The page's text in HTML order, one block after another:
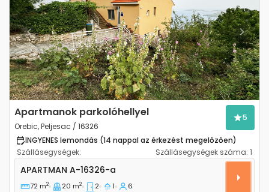
Previous Next
Apartmanok parkolóhellyel
Orebic, Peljesac / 16326
5
INGYENES lemondás (14 nappal az érkezést megelőzően)
Szállásegységek:
Szállásegységek száma: 1
Kétszobás apartman Orebic (Peljesac) A-16326-a
APARTMAN A-16326-a
72 m2 20 m2 2 1 6